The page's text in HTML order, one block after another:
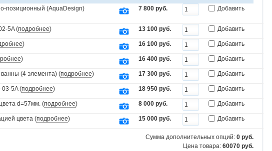
позиционный (AquaDesign)
7 800 руб. Добавить
5A (подробнее) 13 100 руб. Добавить
) 16 100 руб. Добавить
) 16 400 руб. Добавить
(4 элемента) (подробнее) 17 300 руб. Добавить
03-5A (подробнее) 18 950 руб. Добавить
d=57мм. (подробнее) 8 000 руб. Добавить
цвета (подробнее) 15 000 руб. Добавить
Сумма дополнительных опций: 0 руб.
Цена товара: 60070 руб.